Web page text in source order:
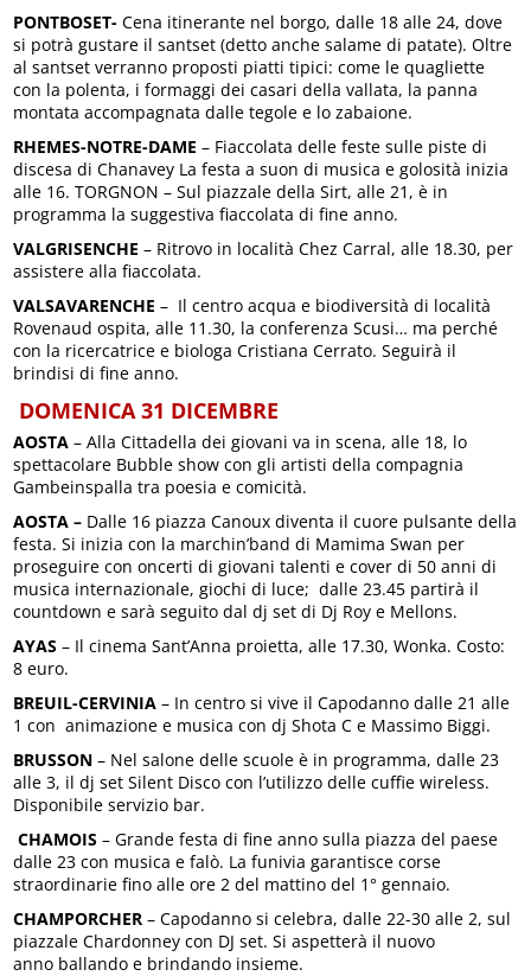
PONTBOSET- Cena itinerante nel borgo, dalle 18 alle 24, dove
si potrà gustare il santset (detto anche salame di patate). Oltre
al santset verranno proposti piatti tipici: come le quagliette
con la polenta, i formaggi dei casari della vallata, la panna
montata accompagnata dalle tegole e lo zabaione.
RHEMES-NOTRE-DAME – Fiaccolata delle feste sulle piste di
discesa di Chanavey La festa a suon di musica e golosità inizia
alle 16. TORGNON – Sul piazzale della Sirt, alle 21, è in
programma la suggestiva fiaccolata di fine anno.
VALGRISENCHE – Ritrovo in località Chez Carral, alle 18.30, per
assistere alla fiaccolata.
VALSAVARENCHE – Il centro acqua e biodiversità di località
Rovenaud ospita, alle 11.30, la conferenza Scusi… ma perché
con la ricercatrice e biologa Cristiana Cerrato. Seguirà il
brindisi di fine anno.
DOMENICA 31 DICEMBRE
AOSTA – Alla Cittadella dei giovani va in scena, alle 18, lo
spettacolare Bubble show con gli artisti della compagnia
Gambeinspalla tra poesia e comicità.
AOSTA – Dalle 16 piazza Canoux diventa il cuore pulsante della
festa. Si inizia con la marchin’band di Mamima Swan per
proseguire con oncerti di giovani talenti e cover di 50 anni di
musica internazionale, giochi di luce; dalle 23.45 partirà il
countdown e sarà seguito dal dj set di Dj Roy e Mellons.
AYAS – Il cinema Sant’Anna proietta, alle 17.30, Wonka. Costo:
8 euro.
BREUIL-CERVINIA – In centro si vive il Capodanno dalle 21 alle
1 con animazione e musica con dj Shota C e Massimo Biggi.
BRUSSON – Nel salone delle scuole è in programma, dalle 23
alle 3, il dj set Silent Disco con l’utilizzo delle cuffie wireless.
Disponibile servizio bar.
CHAMOIS – Grande festa di fine anno sulla piazza del paese
dalle 23 con musica e falò. La funivia garantisce corse
straordinarie fino alle ore 2 del mattino del 1° gennaio.
CHAMPORCHER – Capodanno si celebra, dalle 22-30 alle 2, sul
piazzale Chardonney con DJ set. Si aspetterà il nuovo
anno ballando e brindando insieme.